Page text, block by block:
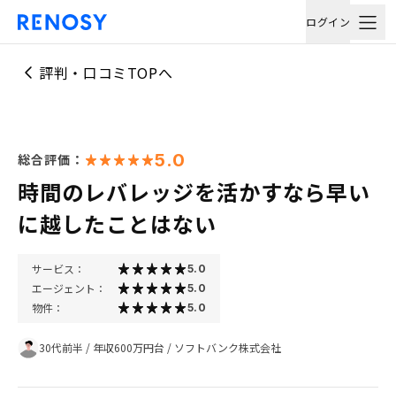
ログイン
評判・口コミTOPへ
総合評価： 5.0
時間のレバレッジを活かすなら早い
に越したことはない
サービス： 5.0
エージェント： 5.0
物件： 5.0
30代前半 / 年収600万円台 / ソフトバンク株式会社